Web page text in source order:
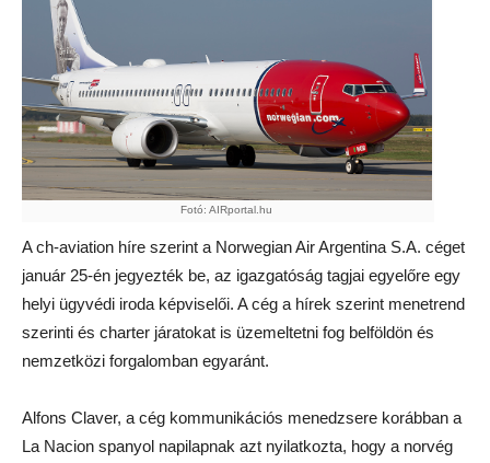
Fotó: AIRportal.hu
A ch-aviation híre szerint a Norwegian Air Argentina S.A. céget
január 25-én jegyezték be, az igazgatóság tagjai egyelőre egy
helyi ügyvédi iroda képviselői. A cég a hírek szerint menetrend
szerinti és charter járatokat is üzemeltetni fog belföldön és
nemzetközi forgalomban egyaránt.
Alfons Claver, a cég kommunikációs menedzsere korábban a
La Nacion spanyol napilapnak azt nyilatkozta, hogy a norvég